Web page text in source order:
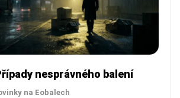
nesprávného balení
na Eobalech